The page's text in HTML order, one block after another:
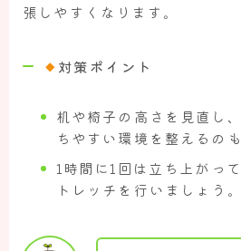
張しやすくなります。
対策ポイント
机や椅子の高さを見直し
ちやすい環境を整えるの
1時間に1回は立ち上がっ
トレッチを行いましょう。